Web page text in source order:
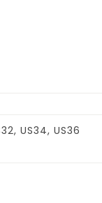
US34, US36